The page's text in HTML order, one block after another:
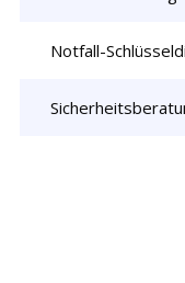
Notfall-